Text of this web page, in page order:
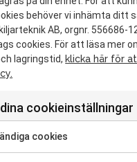
godkänner hantering av
behöver vi inhämta ditt
AB, orgnr. 556686-
cookies. För att läsa mer
lagringstid, klicka här för
cookieinställningar
cookies